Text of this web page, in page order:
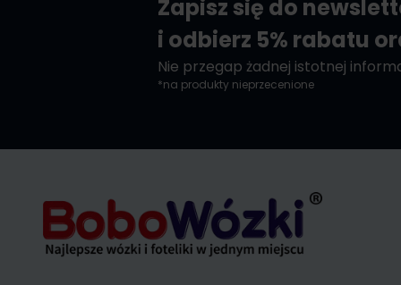
Zapisz się do
i odbierz 5% rabatu
Nie przegap żadnej istotnej
*na produkty nieprzecenione